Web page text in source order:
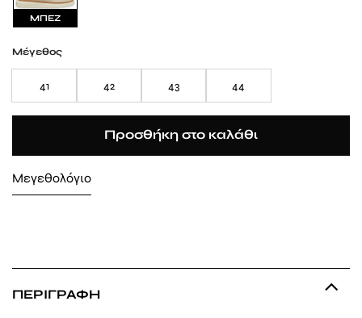
ΜΠΕΖ
Μέγεθος
41 42 43 44
Προσθήκη στο καλάθι
Μεγεθολόγιο
ΠΕΡΙΓΡΑΦΉ